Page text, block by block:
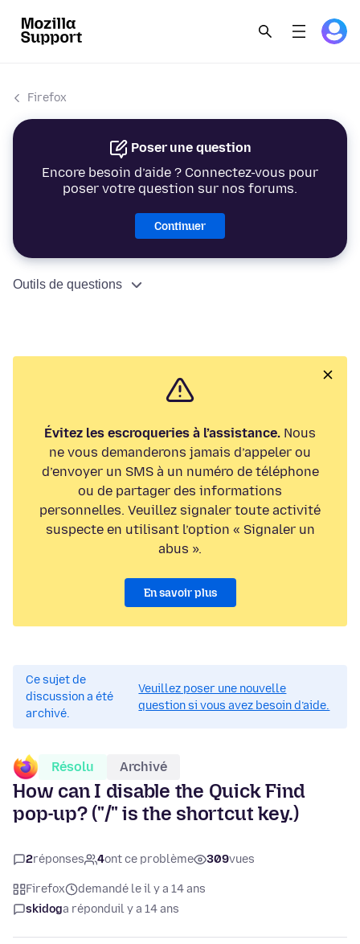
Firefox
Poser une question
Encore besoin d’aide ? Connectez-vous pour
poser votre question sur nos forums.
Continuer
Outils de questions
Évitez les escroqueries à l’assistance. Nous
ne vous demanderons jamais d’appeler ou
d’envoyer un SMS à un numéro de téléphone
ou de partager des informations
personnelles. Veuillez signaler toute activité
suspecte en utilisant l’option « Signaler un
abus ».
En savoir plus
Ce sujet de
discussion a été
archivé.
Veuillez poser une nouvelle
question si vous avez besoin d’aide.
Résolu Archivé
How can I disable the Quick Find
pop-up? ("/" is the shortcut key.)
2réponses 4ont ce problème 309vues
Firefox
demandé le il y a 14 ans
skidoga réponduil y a 14 ans